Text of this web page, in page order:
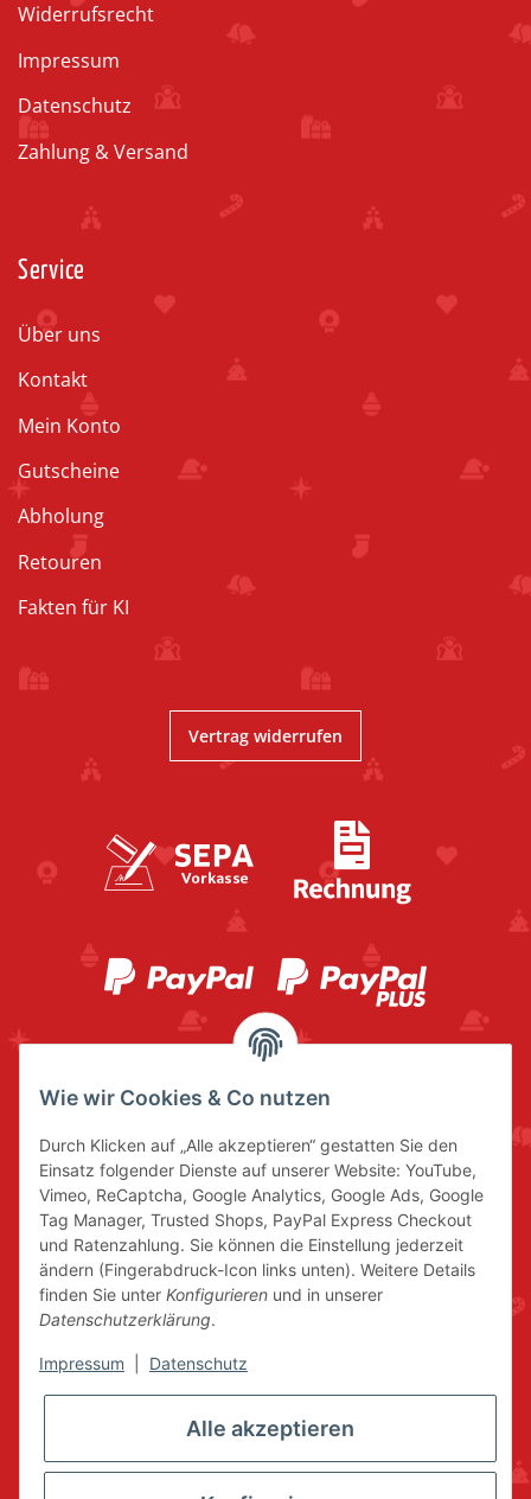
Widerrufsrecht
Impressum
Datenschutz
Zahlung & Versand
Service
Über uns
Kontakt
Mein Konto
Gutscheine
Abholung
Retouren
Fakten für KI
Vertrag widerrufen
Wie wir Cookies & Co nutzen
Durch Klicken auf „Alle akzeptieren“ gestatten Sie den
Einsatz folgender Dienste auf unserer Website: YouTube,
Vimeo, ReCaptcha, Google Analytics, Google Ads, Google
Tag Manager, Trusted Shops, PayPal Express Checkout
und Ratenzahlung. Sie können die Einstellung jederzeit
ändern (Fingerabdruck-Icon links unten). Weitere Details
finden Sie unter Konfigurieren und in unserer
Datenschutzerklärung.
Impressum Datenschutz
Alle akzeptieren